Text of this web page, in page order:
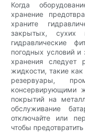
Когда
хранение
храните
закрытых, сухих
гидравлические
погодных условий и
хранения следует
жидкости, такие
резервуары,
консервирующими
покрытий на
обслуживание
отключайте или
чтобы